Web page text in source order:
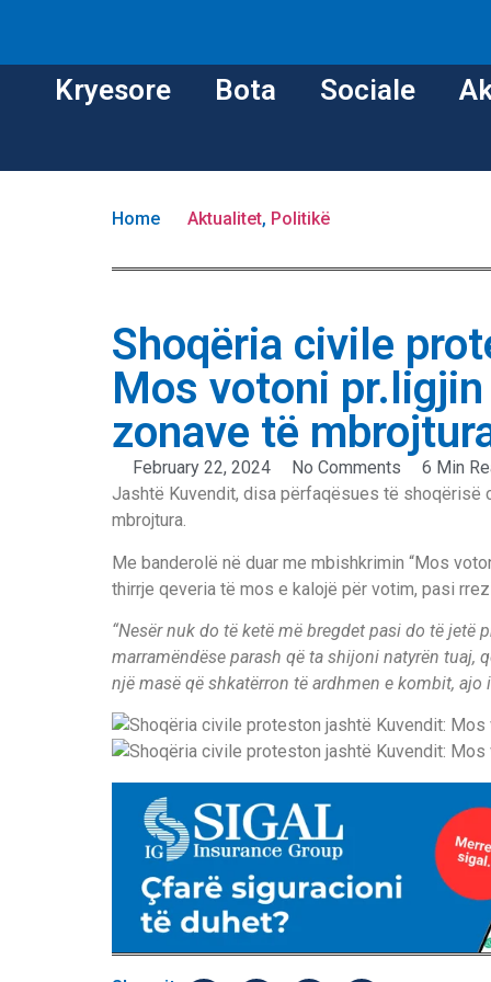
Kryesore Bota Sociale
Home Aktualitet, Politikë
Shoqëria civile
Mos votoni
zonave të
February 22, 2024 No Comments
6 Min
Jashtë Kuvendit, disa përfaqësues të shoqërisë
mbrojtura.
Me banderolë në duar me mbishkrimin “Mos
thirrje qeveria të mos e kalojë për votim, pasi
“Nesër nuk do të ketë më bregdet pasi do të
marramëndëse parash që ta shijoni natyrën
një masë që shkatërron të ardhmen e kombit, ajo